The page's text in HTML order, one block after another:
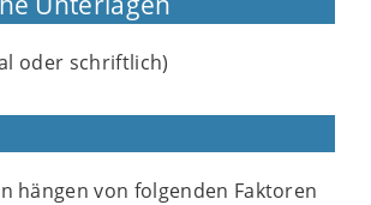
oder schriftlich)
hängen von folgenden Faktoren